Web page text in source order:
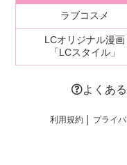
ラブコスメ
LCオリジナル漫画
「LCスタイル」
よくあ
利用規約│ プライ